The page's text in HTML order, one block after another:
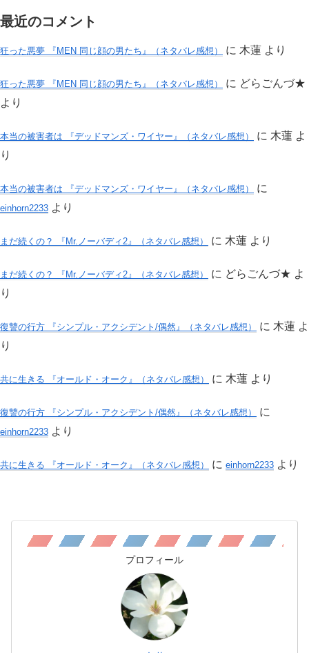
最近のコメント
狂った悪夢 『MEN 同じ顔の男たち』（ネタバレ感想） に 木蓮 より
狂った悪夢 『MEN 同じ顔の男たち』（ネタバレ感想） に どらごんづ★
より
本当の被害者は 『デッドマンズ・ワイヤー』（ネタバレ感想） に 木蓮 よ
り
本当の被害者は 『デッドマンズ・ワイヤー』（ネタバレ感想） に
einhorn2233 より
まだ続くの？ 『Mr.ノーバディ2』（ネタバレ感想） に 木蓮 より
まだ続くの？ 『Mr.ノーバディ2』（ネタバレ感想） に どらごんづ★ よ
り
復讐の行方 『シンプル・アクシデント/偶然』（ネタバレ感想） に 木蓮 よ
り
共に生きる 『オールド・オーク』（ネタバレ感想） に 木蓮 より
復讐の行方 『シンプル・アクシデント/偶然』（ネタバレ感想） に
einhorn2233 より
共に生きる 『オールド・オーク』（ネタバレ感想） に einhorn2233 より
プロフィール